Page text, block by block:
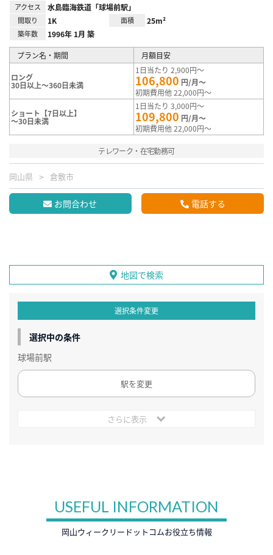
アクセス 水島臨海鉄道「球場前駅」
間取り 1K 面積 25m²
築年数 1996年 1月 築
プラン名・期間 月額目安
ロング
30日以上～360日未満
1日当たり 2,900円～
106,800 円/月～
初期費用他 22,000円～
ショート【7日以上】
～30日未満
1日当たり 3,000円～
109,800 円/月～
初期費用他 22,000円～
テレワーク・在宅勤務可
岡山県 倉敷市
お問合わせ 電話する
地図で検索
選択条件変更
選択中の条件
球場前駅
駅を変更
さらに表示
USEFUL INFORMATION
岡山ウィークリードットコムお役立ち情報